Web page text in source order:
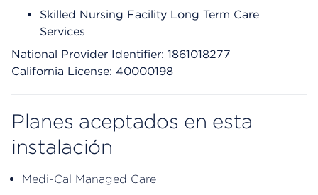
Skilled Nursing Facility Long Term Care
Services
National Provider Identifier: 1861018277
California License: 40000198
Planes aceptados en esta
instalación
Medi-Cal Managed Care